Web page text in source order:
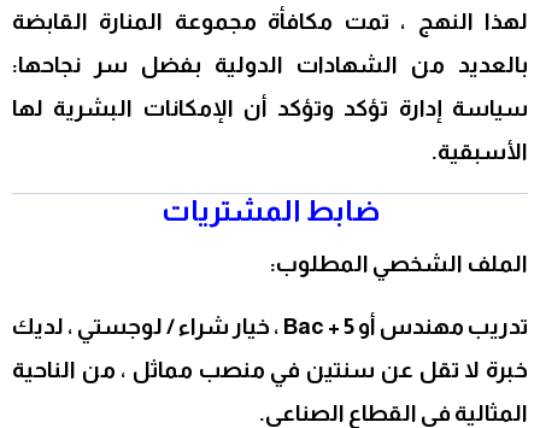
لهذا النهج ، تمت مكافأة مجموعة المنارة القابضة
بالعديد من الشهادات الدولية بفضل سر نجاحها:
سياسة إدارة تؤكد وتؤكد أن الإمكانات البشرية لها
الأسبقية.
ضابط المشتريات
الملف الشخصي المطلوب:
تدريب مهندس أو Bac + 5 ، خيار شراء / لوجستي ، لديك
خبرة لا تقل عن سنتين في منصب مماثل ، من الناحية
المثالية في القطاع الصناعي.